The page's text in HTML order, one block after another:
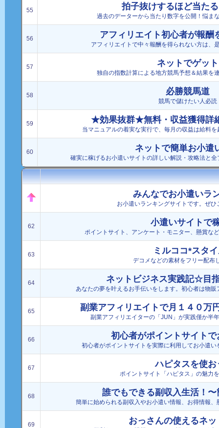
55 拍子抜けするほど当た
過去のデーターから当たり数字を公開！悩ま
56 アフィリエイト初心者が報酬
アフィリエイトで中々報酬を得られない方は、
57 ネットでゲット
独自の指数計算による地方競馬予想＆結果を
58 必勝競馬道
競馬で儲けたい人必読
59 ★効果抜群★無料・収益獲得詳
当マニュアルの着実な実行で、毎月の収益は給料
60 ネットで簡単お小遣
確実に稼げるお小遣いサイトの詳しい解説・攻略法と
みんなでお小遣いラ
お小遣いランキングサイトです。ぜひ
62 小遣いサイトで
ポイントサイト、アンケート・モニター、懸賞な
63 ミルココ*スタ
デコメなどの素材をフリー配布
64 ネットビジネス実践記☆目
あなたの夢を叶えるお手伝いをします。初心者は物
65 副業アフィリエイトで月１４０万
副業アフィリエイターの「JUN」が実践僅か半
66 初心者がポイントサイト
初心者がポイントサイトを実際に利用してお小遣
67 ハピタスを使お
ポイントサイト「ハピタス」の魅力
68 誰でもできる副収入生活！
簡単に始められる副収入やお小遣い情報、お得情報
69 おっさんの使えるネッ